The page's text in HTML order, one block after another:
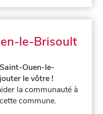
le-Brisoult
Ouen-le-
le vôtre !
la communauté à
commune.